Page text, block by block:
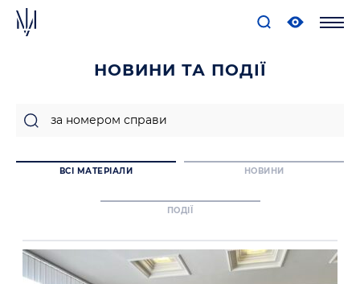
НОВИНИ ТА ПОДІЇ
ВСІ МАТЕРІАЛИ НОВИНИ
ПОДІЇ